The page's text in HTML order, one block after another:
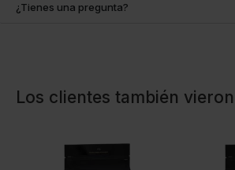
¿Tienes una pregunta?
Los clientes también vieron